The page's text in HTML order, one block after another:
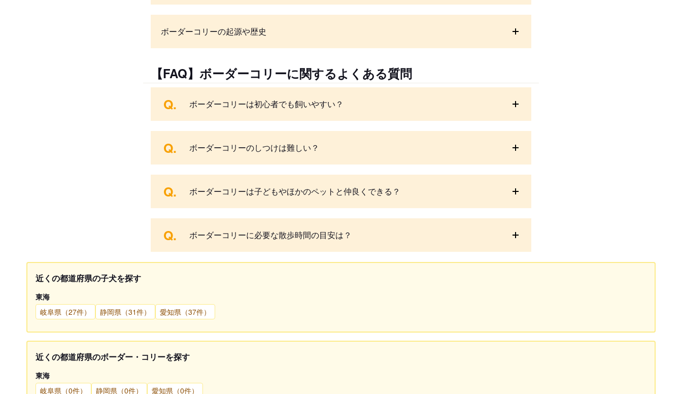
ボーダーコリーの起源や歴史
【FAQ】ボーダーコリーに関するよくある質問
Q. ボーダーコリーは初心者でも飼いやすい？
Q. ボーダーコリーのしつけは難しい？
Q. ボーダーコリーは子どもやほかのペットと仲良くできる？
Q. ボーダーコリーに必要な散歩時間の目安は？
近くの都道府県の子犬を探す
東海
岐阜県（27件）
静岡県（31件） 愛知県（37件）
近くの都道府県のボーダー・コリーを探す
東海
岐阜県（0件）
静岡県（0件） 愛知県（0件）